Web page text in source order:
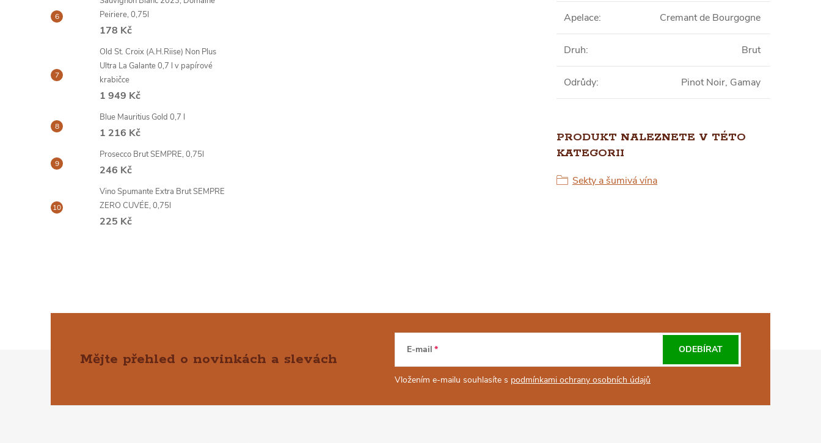
Peiriere, 0,75l
178 Kč
Old St. Croix (A.H.Riise) Non Plus
Ultra La Galante 0,7 l v papírové
krabičce
1 949 Kč
Blue Mauritius Gold 0,7 l
1 216 Kč
Prosecco Brut SEMPRE, 0,75l
246 Kč
Vino Spumante Extra Brut SEMPRE
ZERO CUVÉE, 0,75l
225 Kč
Apelace: Cremant de Bourgogne
Druh: Brut
Odrůdy: Pinot Noir, Gamay
PRODUKT NALEZNETE V TÉTO
KATEGORII
Sekty a šumivá vína
Mějte přehled o novinkách a slevách
E-mail
Vložením e-mailu souhlasíte s podmínkami ochrany osobních údajů
ODEBÍRAT